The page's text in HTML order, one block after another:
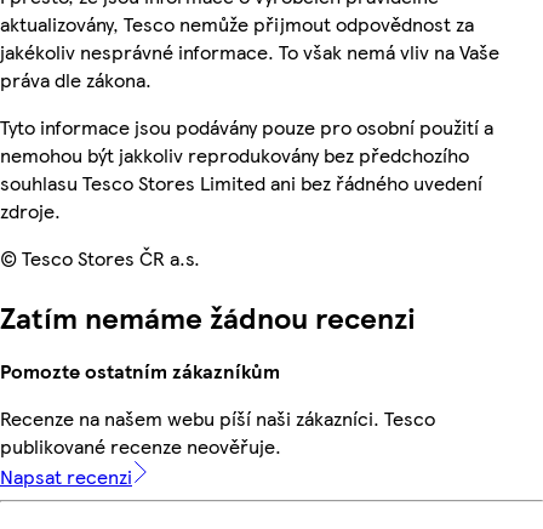
aktualizovány, Tesco nemůže přijmout odpovědnost za
jakékoliv nesprávné informace. To však nemá vliv na Vaše
práva dle zákona.
Tyto informace jsou podávány pouze pro osobní použití a
nemohou být jakkoliv reprodukovány bez předchozího
souhlasu Tesco Stores Limited ani bez řádného uvedení
zdroje.
© Tesco Stores ČR a.s.
Zatím nemáme žádnou recenzi
Pomozte ostatním zákazníkům
Recenze na našem webu píší naši zákazníci. Tesco
publikované recenze neověřuje.
Napsat recenzi